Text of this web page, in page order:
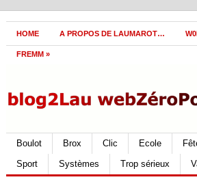
HOME A PROPOS DE LAUMAROT…
FREMM »
Boulot Brox Clic Ecole
Sport
Systèmes Trop sérieux